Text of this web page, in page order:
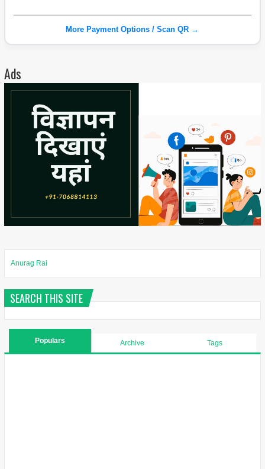
More Payment Options / Scan QR →
Ads
Anurag Rai
SEARCH THIS SITE
Populars Archive Tags